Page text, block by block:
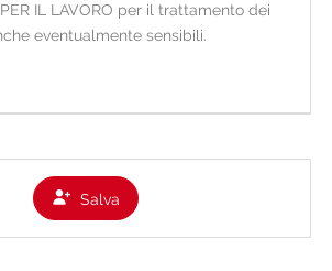
presso fonti ad accesso pubblico
terzi (es. informazioni di carattere
non direttamente presso
fornita la presente informativa
registrazione e comunque non
IL LAVORO per il trattamento dei
eventualmente sensibili.
Salva